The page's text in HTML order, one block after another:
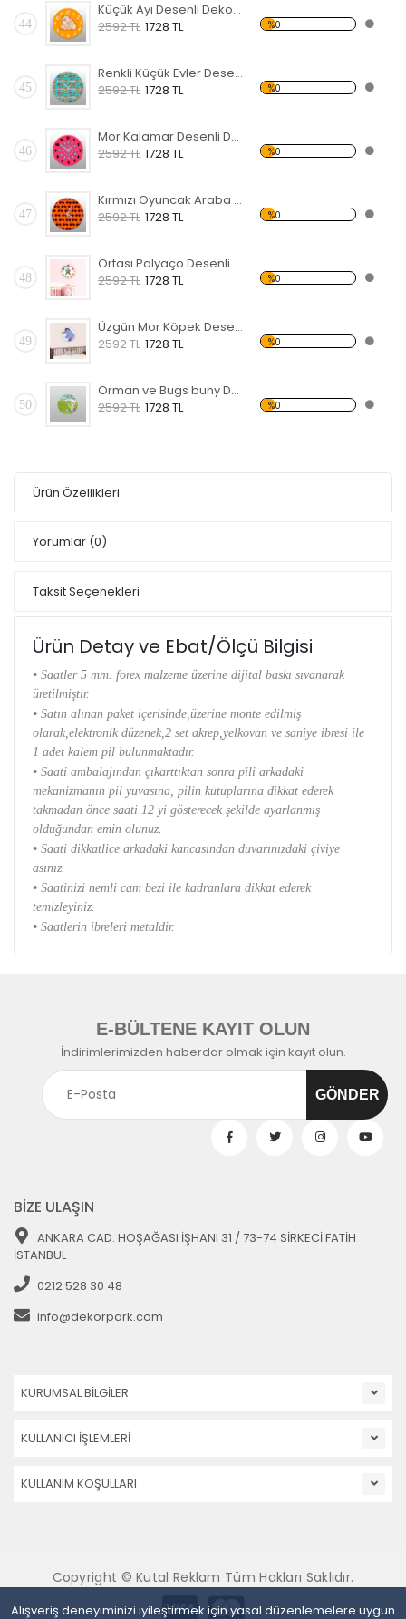
44
Küçük Ayı Desenli Dekoratif Duvar Saati
2592 TL 1728 TL %0
45
Renkli Küçük Evler Desenli Dekoratif Duvar Saati
2592 TL 1728 TL %0
46
Mor Kalamar Desenli Dekoratif Duvar Saati
2592 TL 1728 TL %0
47
Kırmızı Oyuncak Araba Desenli Dekoratif Duvar Saati
2592 TL 1728 TL %0
48
Ortası Palyaço Desenli Dekoratif Duvar Saati
2592 TL 1728 TL %0
49
Üzgün Mor Köpek Desenli Dekoratif Duvar Saati
2592 TL 1728 TL %0
50
Orman ve Bugs buny Desenli Dekoratif Duvar Saati
2592 TL 1728 TL %0
Ürün Özellikleri
Yorumlar (0)
Taksit Seçenekleri
Ürün Detay ve Ebat/Ölçü Bilgisi
• Saatler 5 mm. forex malzeme üzerine dijital baskı sıvanarak
üretilmiştir.
• Satın alınan paket içerisinde,üzerine monte edilmiş
olarak,elektronik düzenek,2 set akrep,yelkovan ve saniye ibresi ile
1 adet kalem pil bulunmaktadır.
• Saati ambalajından çıkarttıktan sonra pili arkadaki
mekanizmanın pil yuvasına, pilin kutuplarına dikkat ederek
takmadan önce saati 12 yi gösterecek şekilde ayarlanmış
olduğundan emin olunuz.
• Saati dikkatlice arkadaki kancasından duvarınızdaki çiviye
asınız.
• Saatinizi nemli cam bezi ile kadranlara dikkat ederek
temizleyiniz.
• Saatlerin ibreleri metaldir.
Alışveriş deneyiminizi iyileştirmek için yasal düzenlemelere uygun
E-BÜLTENE KAYIT OLUN
İndirimlerimizden haberdar olmak için kayıt olun.
BİZE ULAŞIN
ANKARA CAD. HOŞAĞASI İŞHANI 31 / 73-74 SİRKECİ FATİH
İSTANBUL
0212 528 30 48
info@dekorpark.com
KURUMSAL BİLGİLER
KULLANICI İŞLEMLERİ
KULLANIM KOŞULLARI
Copyright © Kutal Reklam Tüm Hakları Saklıdır.